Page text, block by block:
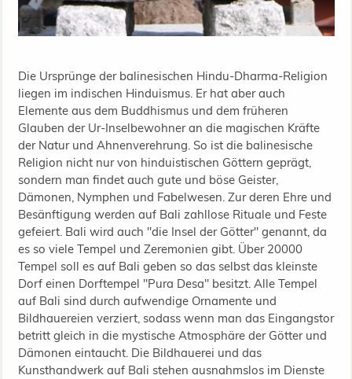
Die Ursprünge der balinesischen Hindu-Dharma-Religion
liegen im indischen Hinduismus. Er hat aber auch
Elemente aus dem Buddhismus und dem früheren
Glauben der Ur-Inselbewohner an die magischen Kräfte
der Natur und Ahnenverehrung. So ist die balinesische
Religion nicht nur von hinduistischen Göttern geprägt,
sondern man findet auch gute und böse Geister,
Dämonen, Nymphen und Fabelwesen. Zur deren Ehre und
Besänftigung werden auf Bali zahllose Rituale und Feste
gefeiert. Bali wird auch "die Insel der Götter" genannt, da
es so viele Tempel und Zeremonien gibt. Über 20000
Tempel soll es auf Bali geben so das selbst das kleinste
Dorf einen Dorftempel "Pura Desa" besitzt. Alle Tempel
auf Bali sind durch aufwendige Ornamente und
Bildhauereien verziert, sodass wenn man das Eingangstor
betritt gleich in die mystische Atmosphäre der Götter und
Dämonen eintaucht. Die Bildhauerei und das
Kunsthandwerk auf Bali stehen ausnahmslos im Dienste